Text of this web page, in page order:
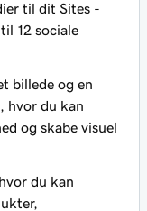
til dit Sites -
12 sociale
billede og en
hvor du kan
og skabe visuel
du kan